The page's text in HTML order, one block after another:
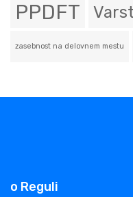
PPDFT
zasebnost na delovnem mestu
o Reguli